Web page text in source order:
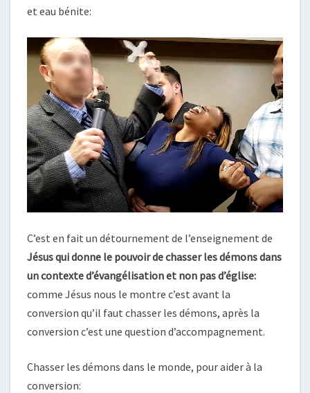
et eau bénite:
C’est en fait un détournement de l’enseignement de
Jésus qui donne le pouvoir de chasser les démons dans
un contexte d’évangélisation et non pas d’église:
comme Jésus nous le montre c’est avant la
conversion qu’il faut chasser les démons, après la
conversion c’est une question d’accompagnement.
Chasser les démons dans le monde, pour aider à la
conversion: